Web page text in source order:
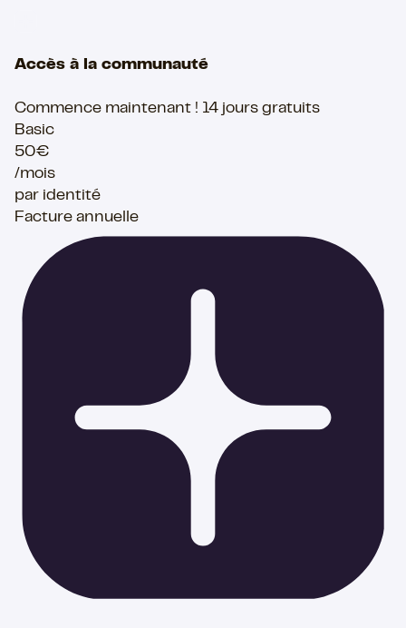
Accès à la communauté
Commence maintenant ! 14 jours gratuits
Basic
50€
/mois
par identité
Facture annuelle